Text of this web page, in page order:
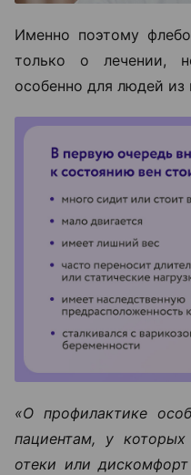
Именно поэтому
только о лечении,
особенно для людей из
«О профилактике
пациентам, у
отеки или